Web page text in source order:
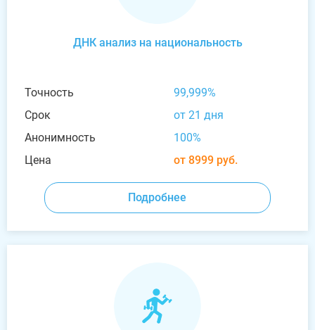
ДНК анализ на национальность
Точность
99,999%
Срок
от 21 дня
Анонимность
100%
Цена
от 8999 руб.
Подробнее